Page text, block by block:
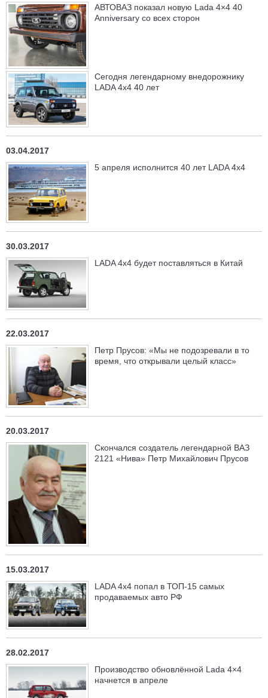
АВТОВАЗ показал новую Lada 4×4 40
Anniversary со всех сторон
Сегодня легендарному внедорожнику
LADA 4x4 40 лет
03.04.2017
5 апреля исполнится 40 лет LADA 4х4
30.03.2017
LADA 4x4 будет поставляться в Китай
22.03.2017
Петр Прусов: «Мы не подозревали в то
время, что открывали целый класс»
20.03.2017
Скончался создатель легендарной ВАЗ
2121 «Нива» Петр Михайлович Прусов
15.03.2017
LADA 4х4 попал в ТОП-15 самых
продаваемых авто РФ
28.02.2017
Производство обновлённой Lada 4×4
начнется в апреле